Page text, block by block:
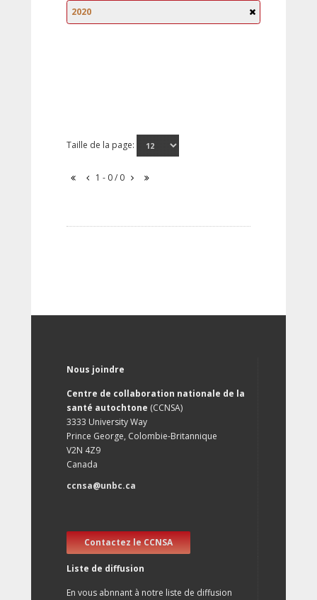
2020
Taille de la page:
1 - 0 / 0
Nous joindre
Centre de collaboration nationale de la
santé autochtone (CCNSA)
3333 University Way
Prince George, Colombie-Britannique
V2N 4Z9
Canada
ccnsa@unbc.ca
Contactez le CCNSA
Liste de diffusion
En vous abnnant à notre liste de diffusion